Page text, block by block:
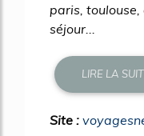
paris,
séjour...
LIRE LA
Site :